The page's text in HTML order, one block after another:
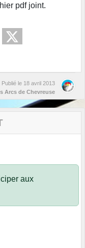
pdf joint.
Publié le 18 avril 2013
Arcs de Chevreuse
aux